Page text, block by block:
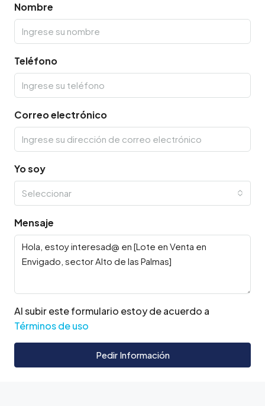
Nombre
Teléfono
Correo electrónico
Yo soy
Seleccionar
Mensaje
Al subir este formulario estoy de acuerdo a
Términos de uso
Pedir Información